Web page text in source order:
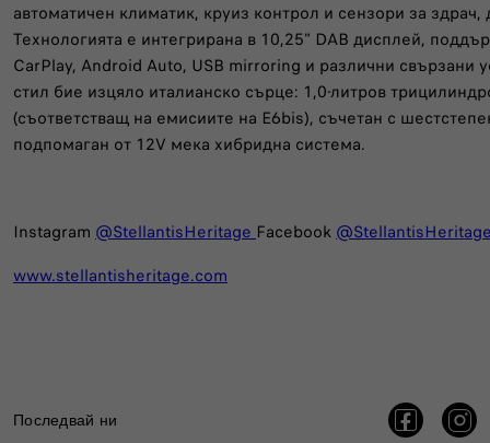
автоматичен климатик, круиз контрол и сензори за
Технологията е интегрирана в 10,25" DAB дисплей,
CarPlay, Android Auto, USB mirroring и различни свързани
стил бие изцяло италианско сърце: 1,0-литров
(съответстващ на емисиите на E6bis), съчетан с
подпомаган от 12V мека хибридна система.
Instagram @StellantisHeritage Facebook
www.stellantisheritage.com
Последвай ни